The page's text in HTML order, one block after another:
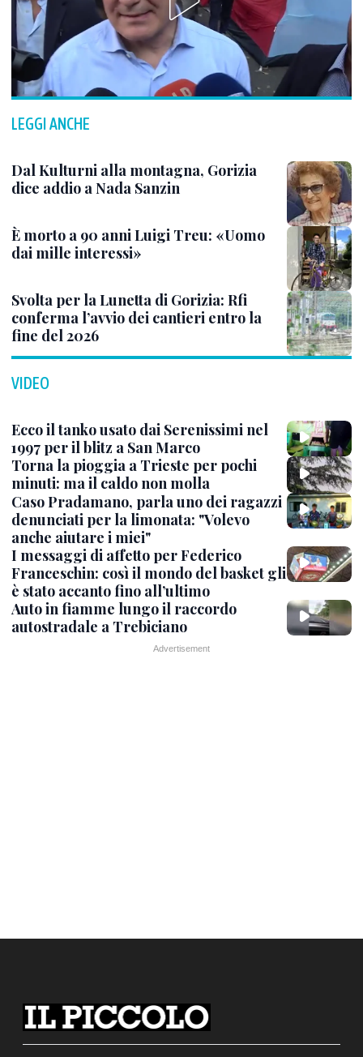
LEGGI ANCHE
Dal Kulturni alla montagna, Gorizia
dice addio a Nada Sanzin
È morto a 90 anni Luigi Treu: «Uomo
dai mille interessi»
Svolta per la Lunetta di Gorizia: Rfi
conferma l’avvio dei cantieri entro la
fine del 2026
VIDEO
Ecco il tanko usato dai Serenissimi nel
1997 per il blitz a San Marco
Torna la pioggia a Trieste per pochi
minuti: ma il caldo non molla
Caso Pradamano, parla uno dei ragazzi
denunciati per la limonata: "Volevo
anche aiutare i miei"
I messaggi di affetto per Federico
Franceschin: così il mondo del basket gli
è stato accanto fino all’ultimo
Auto in fiamme lungo il raccordo
autostradale a Trebiciano